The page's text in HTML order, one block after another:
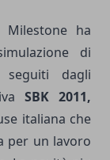
ha
di
dagli
SBK 2011,
italiana che
per un lavoro